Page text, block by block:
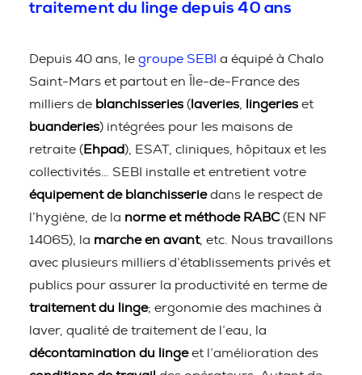
traitement du linge depuis 40 ans
Depuis 40 ans, le groupe SEBI a équipé à Chalo
Saint-Mars et partout en Île-de-France des
milliers de blanchisseries ( laveries lingeries et
buanderies) intégrées pour les maisons de
retraite (Ehpad), ESAT, cliniques, hôpitaux et les
collectivités… SEBI installe et entretient votre
équipement de blanchisseriedans le respect de
l’hygiène, de la norme et méthode RABC(EN NF
14065), la marche en avant, etc. Nous travaillons
avec plusieurs milliers d’établissements privés et
publics pour assurer la productivité en terme de
traitement du linge; ergonomie des machines à
laver, qualité de traitement de l’eau, la
décontamination du lingeet l’amélioration des